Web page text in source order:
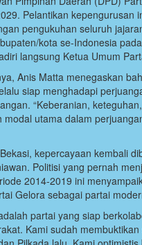
Pelantikan kepengurusan
pengukuhan seluruh
kota se-Indonesia
langsung Ketua Umum
Anis Matta menegaskan
siap menghadapi
“Keberanian,
modal utama dalam
kepercayaan kembali
Politisi yang pernah
2014-2019 ini
Gelora sebagai partai
partai yang siap
Kami sudah